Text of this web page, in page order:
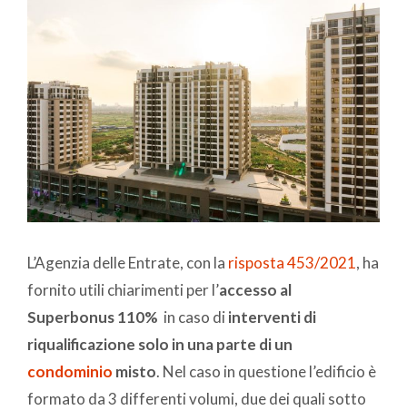
L’Agenzia delle Entrate, con la risposta 453/2021, ha
fornito utili chiarimenti per l’accesso al
Superbonus 110% in caso di interventi di
riqualificazione solo in una parte di un
condominio misto. Nel caso in questione l’edificio è
formato da 3 differenti volumi, due dei quali sotto